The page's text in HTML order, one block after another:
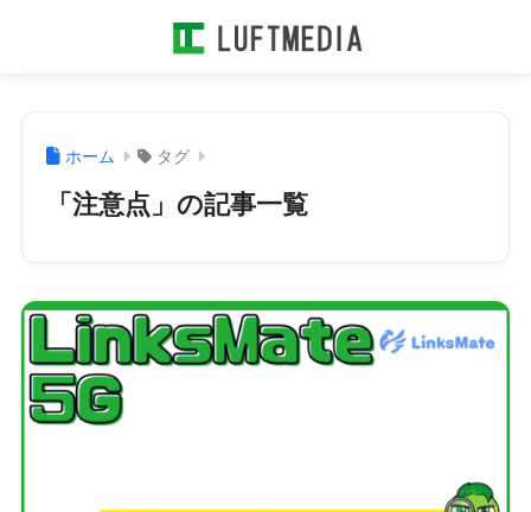
ホーム タグ
「注意点」の記事一覧